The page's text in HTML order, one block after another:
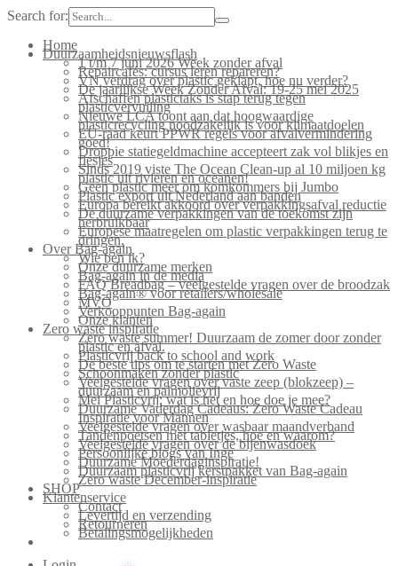
Search for:
Home
Duurzaamheidsnieuwsflash
1 t/m 7 juni 2026 Week zonder afval
Repaircafés: cursus leren repareren?
VN verdrag over plastic geklapt, hoe nu verder?
De jaarlijkse Week Zonder Afval: 19-25 mei 2025
Afschaffen plastictaks is stap terug tegen
plasticvervuiling
Nieuwe LCA toont aan dat hoogwaardige
plasticrecycling noodzakelijk is voor klimaatdoelen
EU-raad keurt PPWR regels voor afvalvermindering
goed!
Droppie statiegeldmachine accepteert zak vol blikjes en
flesjes
Sinds 2019 viste The Ocean Clean-up al 10 miljoen kg
plastic uit rivieren en oceanen!
Geen plastic meer om komkommers bij Jumbo
Plastic export uit Nederland aan banden
Europa bereikt akkoord over verpakkingsafval reductie
De duurzame verpakkingen van de toekomst zijn
herbruikbaar
Europese maatregelen om plastic verpakkingen terug te
dringen.
Over Bag-again
Wie ben ik?
Onze duurzame merken
Bag-again in de media
FAQ Breadbag – veelgestelde vragen over de broodzak
Bag-again® voor retailers/wholesale
MVO
Verkooppunten Bag-again
Onze klanten
Zero waste inspiratie
Zero waste summer! Duurzaam de zomer door zonder
plastic en afval.
Plasticvrij back to school and work
De beste tips om te starten met Zero Waste
Schoonmaken zonder plastic
Veelgestelde vragen over vaste zeep (blokzeep) –
duurzaam en palmolievrij
Mei Plasticvrij: wat is het en hoe doe je mee?
Duurzame Vaderdag Cadeaus: Zero Waste Cadeau
Inspiratie voor Mannen
Veelgestelde vragen over wasbaar maandverband
Tandenpoetsen met tabletjes, hoe en waarom?
Veelgestelde vragen over de bijenwasdoek
Persoonlijke blogs van Inge
Duurzame Moederdaginspiratie!
Duurzaam plasticvrij kerstpakket van Bag-again
Zero waste December-inspiratie
SHOP
Klantenservice
Contact
Levertijd en verzending
Retourneren
Betalingsmogelijkheden